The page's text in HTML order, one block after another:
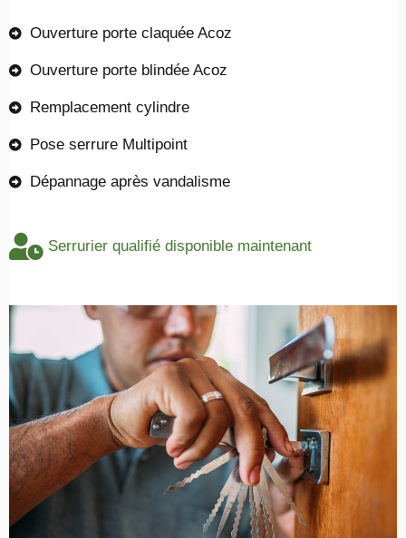
Ouverture porte claquée Acoz
Ouverture porte blindée Acoz
Remplacement cylindre
Pose serrure Multipoint
Dépannage après vandalisme
Serrurier qualifié disponible maintenant